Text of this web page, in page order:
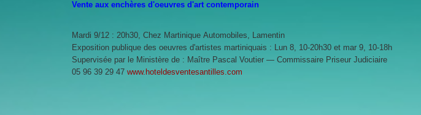
Vente aux enchères d'oeuvres d'art contemporain
Mardi 9/12 : 20h30, Chez Martinique Automobiles, Lamentin
Exposition publique des oeuvres d'artistes martiniquais : Lun 8, 10-20h30 et mar 9, 10-18h
Supervisée par le Ministère de : Maître Pascal Voutier — Commissaire Priseur Judiciaire
05 96 39 29 47 www.hoteldesventesantilles.com